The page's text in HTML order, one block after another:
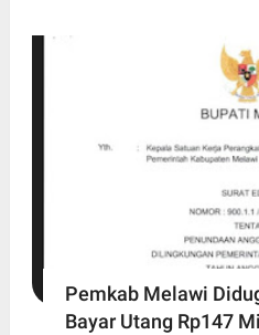
Pemkab Melawi
Bayar Utang Rp147